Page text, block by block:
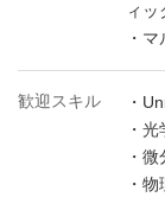
ィッ
・
歓迎スキル
・
・
・
・